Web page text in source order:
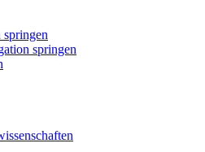
springen